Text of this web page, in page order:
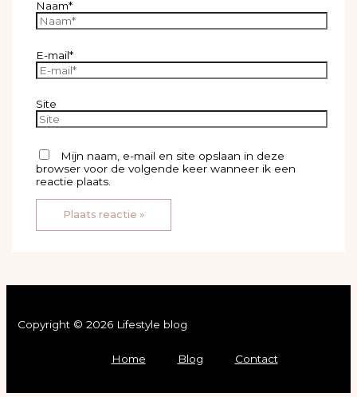
Naam*
E-mail*
Site
Mijn naam, e-mail en site opslaan in deze
browser voor de volgende keer wanneer ik een
reactie plaats.
Copyright © 2026 Lifestyle blog
Home Blog Contact